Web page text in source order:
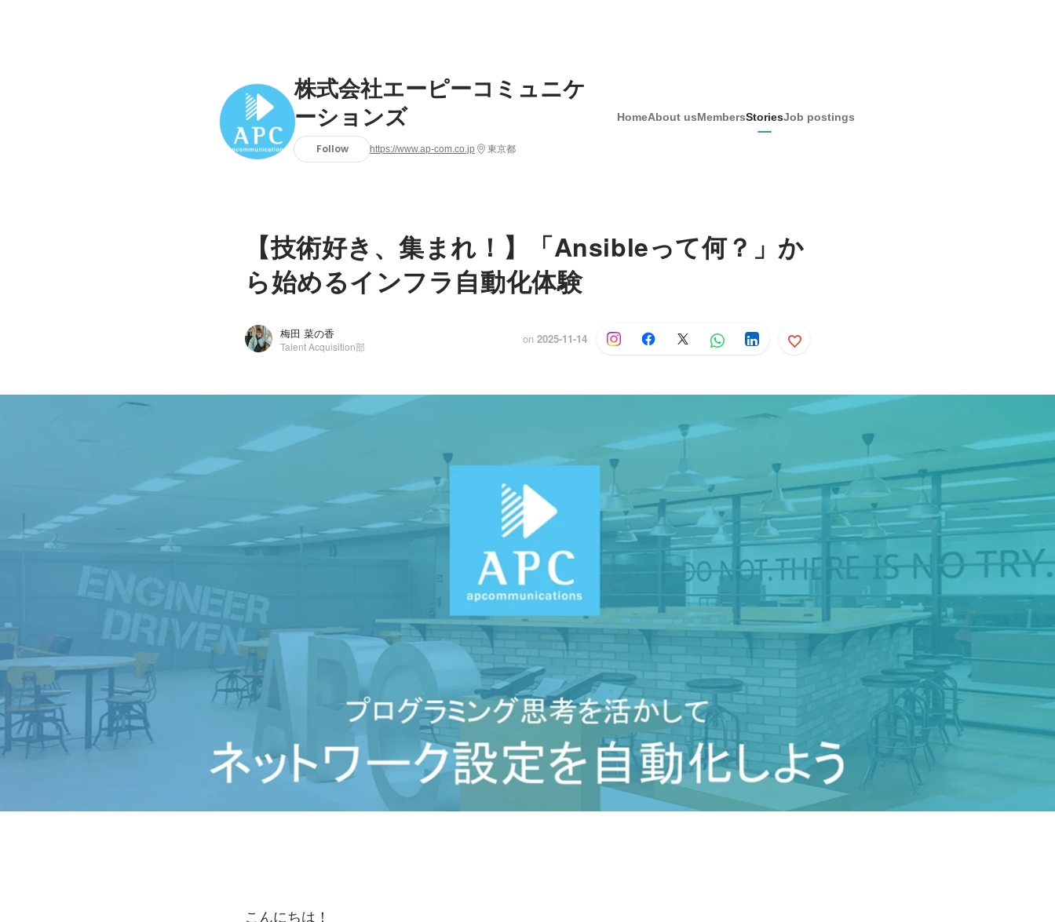
株式会社エーピーコミュニケ
ーションズ
Follow https://www.ap-com.co.jp 東京都
HomeAbout usMembersStoriesJob postings
【技術好き、集まれ！】「Ansibleって何？」か
ら始めるインフラ自動化体験
梅田 菜の香
Talent Acquisition部
on 2025-11-14
こんにちは！